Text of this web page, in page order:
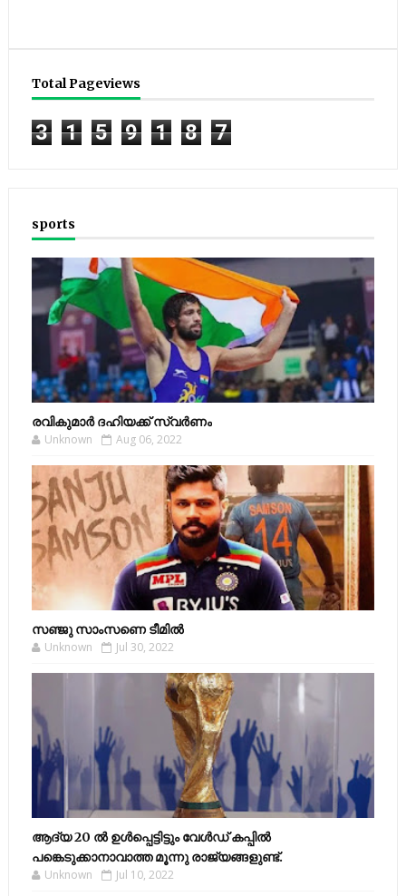
Total Pageviews
3 1 5 9 1 8 7
sports
രവികുമാര്‍ ദഹിയക്ക് സ്വര്‍ണം
Unknown Aug 06, 2022
സഞ്ജു സാംസണെ ടീമില്‍
Unknown Jul 30, 2022
ആദ്യ 20 ല്‍ ഉള്‍പ്പെട്ടിട്ടും വേള്‍ഡ് കപ്പില്‍
പങ്കെടുക്കാനാവാത്ത മൂന്നു രാജ്യങ്ങളുണ്ട്.
Unknown Jul 10, 2022